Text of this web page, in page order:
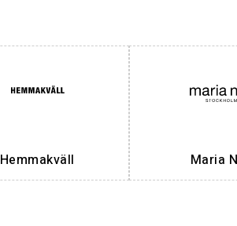
Hemmakväll Maria